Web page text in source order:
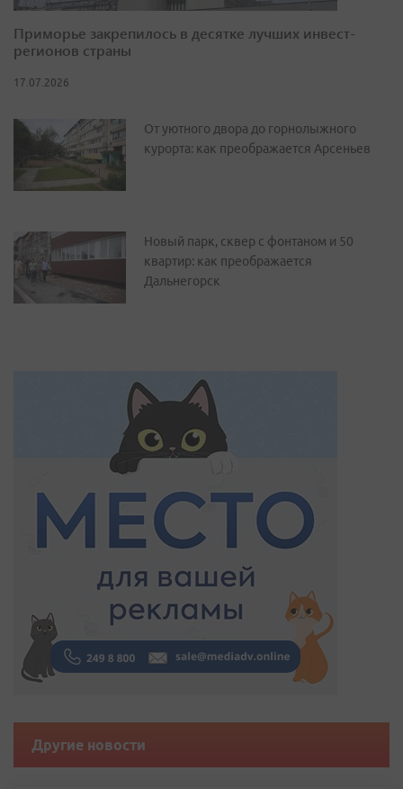
Приморье закрепилось в десятке лучших инвест-
регионов страны
17.07.2026
От уютного двора до горнолыжного
курорта: как преображается Арсеньев
Новый парк, сквер с фонтаном и 50
квартир: как преображается
Дальнегорск
Другие новости